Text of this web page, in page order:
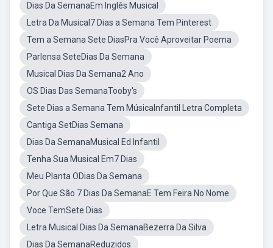
Dias Da SemanaEm Inglês Musical
Letra Da Musical7 Dias a Semana Tem Pinterest
Tem a Semana Sete DiasPra Você Aproveitar Poema
Parlensa SeteDias Da Semana
Musical Dias Da Semana2 Ano
OS Dias Das SemanaTooby's
Sete Dias a Semana Tem MúsicaInfantil Letra Completa
Cantiga SetDias Semana
Dias Da SemanaMusical Ed Infantil
Tenha Sua Musical Em7 Dias
Meu Planta ODias Da Semana
Por Que São 7 Dias Da SemanaE Tem Feira No Nome
Voce TemSete Dias
Letra Musical Dias Da SemanaBezerra Da Silva
Dias Da SemanaReduzidos